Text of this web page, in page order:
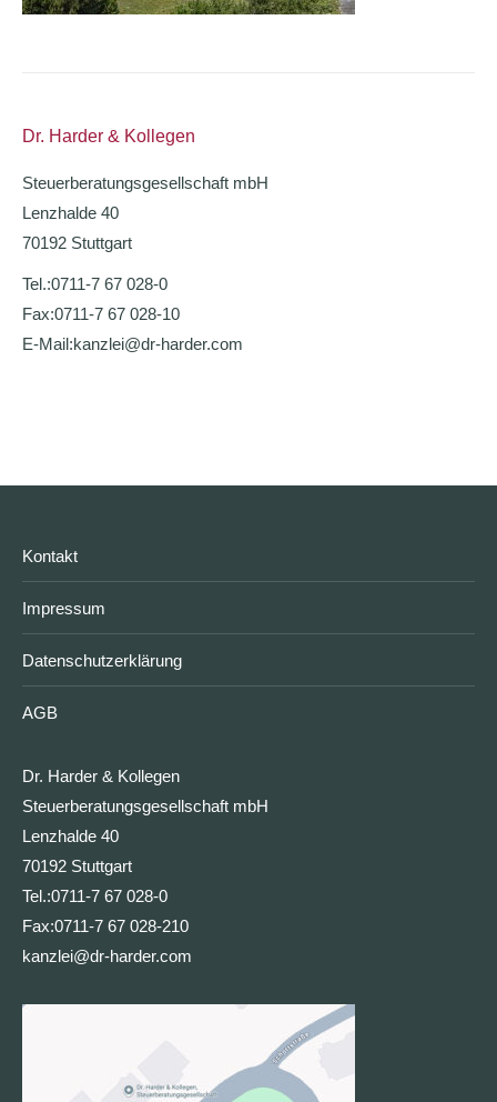
Dr. Harder & Kollegen
Steuerberatungsgesellschaft mbH
Lenzhalde 40
70192 Stuttgart
Tel.:0711-7 67 028-0
Fax:0711-7 67 028-10
E-Mail:kanzlei@dr-harder.com
Kontakt
Impressum
Datenschutzerklärung
AGB
Dr. Harder & Kollegen
Steuerberatungsgesellschaft mbH
Lenzhalde 40
70192 Stuttgart
Tel.:0711-7 67 028-0
Fax:0711-7 67 028-210
kanzlei@dr-harder.com